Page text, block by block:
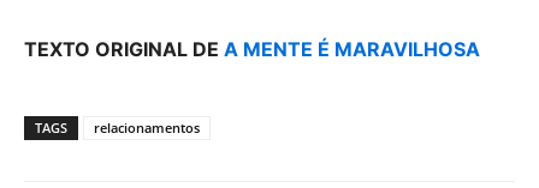
TEXTO ORIGINAL DE A MENTE É MARAVILHOSA
TAGS relacionamentos